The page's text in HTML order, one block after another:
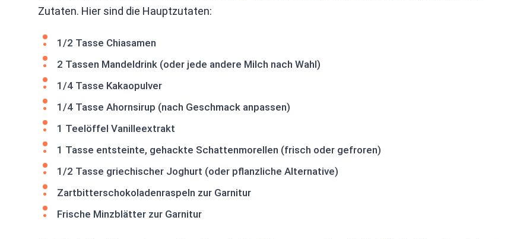
Zutaten. Hier sind die Hauptzutaten:
1/2 Tasse Chiasamen
2 Tassen Mandeldrink (oder jede andere Milch nach Wahl)
1/4 Tasse Kakaopulver
1/4 Tasse Ahornsirup (nach Geschmack anpassen)
1 Teelöffel Vanilleextrakt
1 Tasse entsteinte, gehackte Schattenmorellen (frisch oder gefroren)
1/2 Tasse griechischer Joghurt (oder pflanzliche Alternative)
Zartbitterschokoladenraspeln zur Garnitur
Frische Minzblätter zur Garnitur